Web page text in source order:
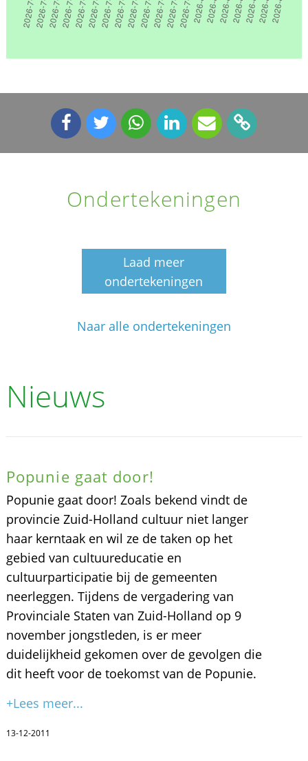
Ondertekeningen
Laad meer
ondertekeningen
Naar alle ondertekeningen
Nieuws
Popunie gaat door!
Popunie gaat door! Zoals bekend vindt de
provincie Zuid-Holland cultuur niet langer
haar kerntaak en wil ze de taken op het
gebied van cultuureducatie en
cultuurparticipatie bij de gemeenten
neerleggen. Tijdens de vergadering van
Provinciale Staten van Zuid-Holland op 9
november jongstleden, is er meer
duidelijkheid gekomen over de gevolgen die
dit heeft voor de toekomst van de Popunie.
+Lees meer...
13-12-2011